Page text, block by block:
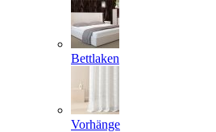
Bettlaken
Vorhänge